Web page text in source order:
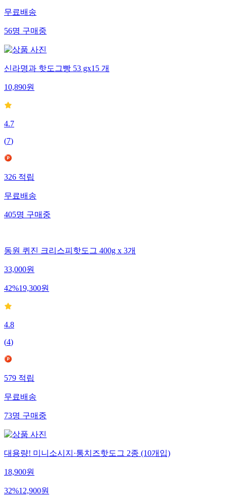
무료배송
56명구매중
신라명과 핫도그빵 53 gx15 개
10,890원
4.7
(7)
326적립
무료배송
405명구매중
동원 퀴진 크리스피핫도그 400g x 3개
33,000원
42%19,300원
4.8
(4)
579적립
무료배송
73명구매중
대용량! 미니소시지·통치즈핫도그 2종 (10개입)
18,900원
32%12,900원